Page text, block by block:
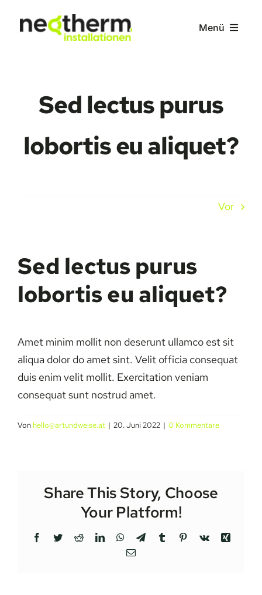
Inhalt
Menü
Leistungen
Über uns
Sed lectus purus
lobortis eu aliquet?
Vor
Sed lectus purus
lobortis eu aliquet?
Amet minim mollit non deserunt ullamco est sit
aliqua dolor do amet sint. Velit officia consequat
duis enim velit mollit. Exercitation veniam
consequat sunt nostrud amet.
Von hello@artundweise.at | 20. Juni 2022 | 0 Kommentare
Share This Story, Choose
Your Platform!
Facebook
TwitterRedditLinkedInWhatsApp
TelegramTumblrPinterest
Vk
Xing
E-